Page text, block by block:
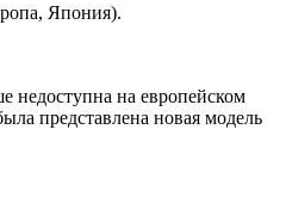
Япония).
недоступна на европейском
представлена новая модель